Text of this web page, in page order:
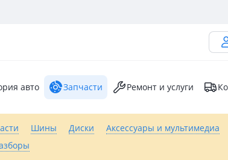
авто Запчасти Ремонт и услуги
Шины Диски Аксессуары и мультимедиа